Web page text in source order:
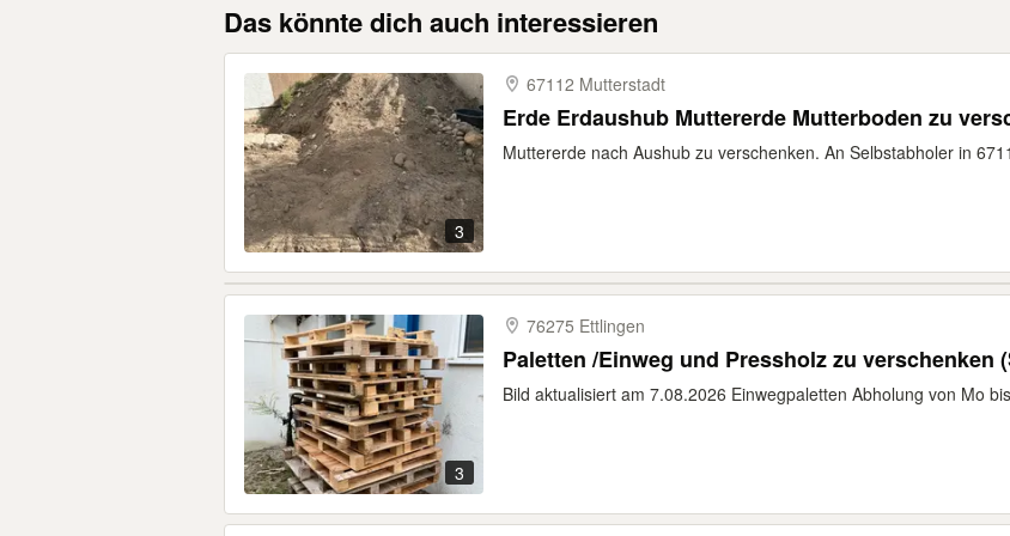
Das könnte dich auch interessieren
3
67112 Mutterstadt
Erde Erdaushub Muttererde Mutterboden zu
Muttererde nach Aushub zu verschenken. An Selbstabholer in
3
76275 Ettlingen
Paletten /Einweg und Pressholz
Bild aktualisiert am 7.08.2026 Einwegpaletten Abholung von Mo